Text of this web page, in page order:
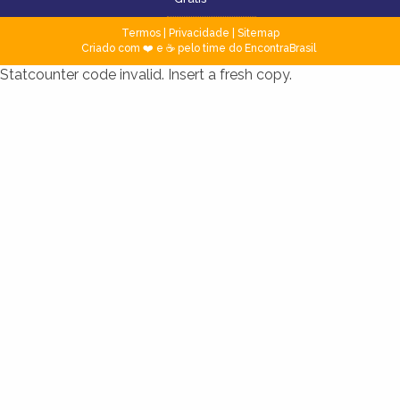
Termos| Privacidade
Sitemap
Criado com ❤️ e ☕ pelo time do EncontraBrasil
Statcounter code invalid. Insert a fresh copy.